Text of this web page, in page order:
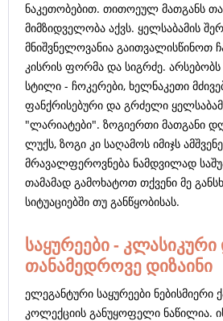
ნაკეთობებით. თითოეულ მათგანს
მიმზიდველობა აქვს. ყელსაბამის
მნიშვნელოვანია გაითვალისწინოთ
კისრის ფორმა და სიგრძე. არსებობს
სტილი - ჩოკერები, ხელნაკეთი
ფანქრისებური და გრძელი
"ლარიატები". ზოგიერთი მათგანი
ლუქს, ზოგი კი საღამოს იმიჯს
მრავალფეროვნება ნამდვილად
თამამად გამოხატოთ თქვენი მე
სიტუაციებში თუ განწყობისას.
საყურეები - კლასიკური
თანამედროვე დიზაინი
ელეგანტური საყურეები ნებისმიერი
კოლექციის განუყოფელი ნაწილია.